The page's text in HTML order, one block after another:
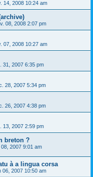
14, 2008 10:24 am
08, 2008 2:07 pm
07, 2008 10:27 am
31, 2007 6:35 pm
28, 2007 5:34 pm
26, 2007 4:38 pm
13, 2007 2:59 pm
breton ?
2007 9:01 am
à a lingua corsa
06, 2007 10:50 am